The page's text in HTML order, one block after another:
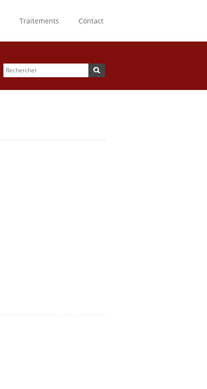
Traitements Contact
Formulaire de
Rechercher